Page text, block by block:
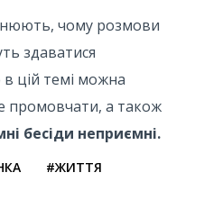
чому розмови
здаватися
цій темі можна
промовчати, а також
бесіди неприємні.
#ЖИТТЯ